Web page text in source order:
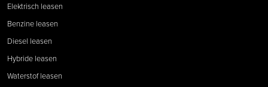
Elektrisch leasen
Benzine leasen
Diesel leasen
Hybride leasen
Waterstof leasen